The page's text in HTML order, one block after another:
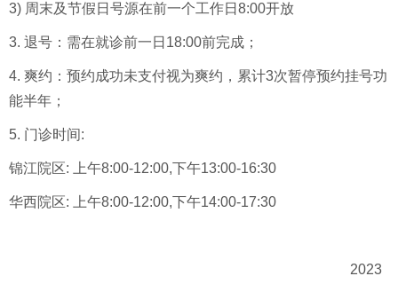
3) 周末及节假日号源在前一个工作日8:00开放
3. 退号：需在就诊前一日18:00前完成；
4. 爽约：预约成功未支付视为爽约，累计3次暂停预约挂号功
能半年；
5. 门诊时间:
锦江院区: 上午8:00-12:00,下午13:00-16:30
华西院区: 上午8:00-12:00,下午14:00-17:30
2023